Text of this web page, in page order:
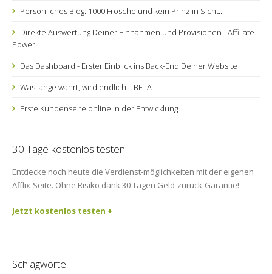
Persönliches Blog: 1000 Frösche und kein Prinz in Sicht...
Direkte Auswertung Deiner Einnahmen und Provisionen - Affiliate
Power
Das Dashboard - Erster Einblick ins Back-End Deiner Website
Was lange währt, wird endlich... BETA
Erste Kundenseite online in der Entwicklung
30 Tage kostenlos testen!
Entdecke noch heute die Verdienst-möglichkeiten mit der eigenen
Afflix-Seite. Ohne Risiko dank 30 Tagen Geld-zurück-Garantie!
Jetzt kostenlos testen +
Schlagworte